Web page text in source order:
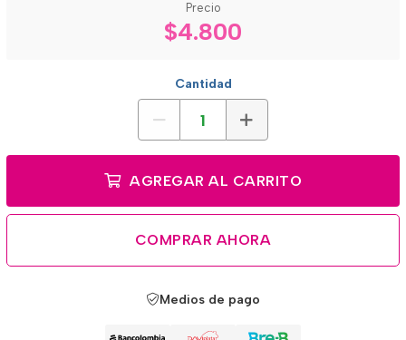
Precio
$4.800
Cantidad
AGREGAR AL CARRITO
COMPRAR AHORA
Medios de pago